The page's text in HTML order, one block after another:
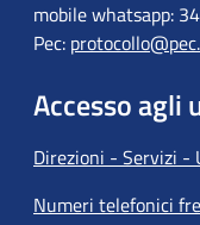
mobile whatsapp:
Pec:
Accesso agli
Direzioni - Servizi -
Numeri telefonici